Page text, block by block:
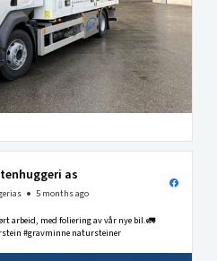
as
5 months ago
arbeid, med foliering av vår nye bil.🚛
#gravminne natursteiner